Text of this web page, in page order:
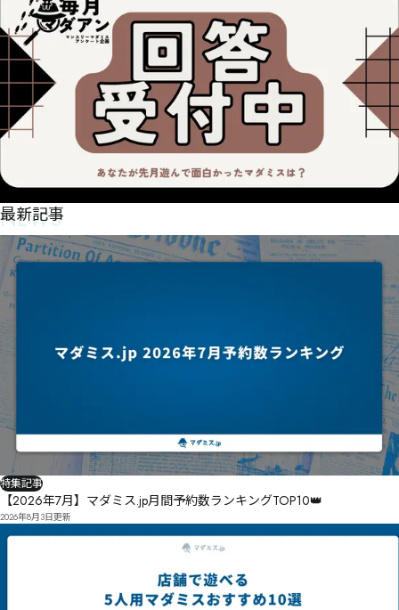
NEWS
最新記事
特集記事
【2026年7月】マダミス.jp月間予約数ランキングTOP10👑
2026年8月3日更新